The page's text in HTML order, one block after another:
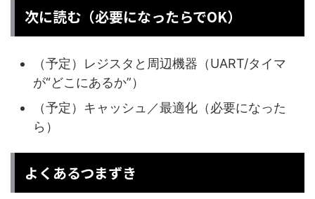
次に読む（必要になったらでOK）
（予定）レジスタと周辺機器（UART/タイマ
が“どこにあるか”）
（予定）キャッシュ／最適化（必要になった
ら）
よくあるつまずき